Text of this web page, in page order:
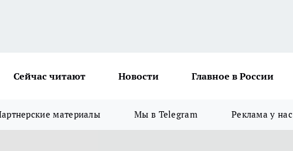
Сейчас читают Новости Главное в России
материалы Мы в Telegram Реклама у нас